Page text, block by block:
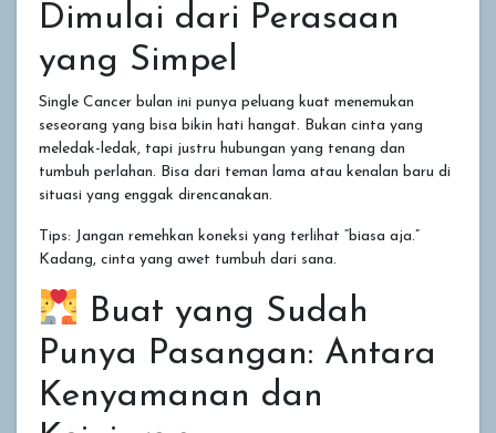
Dimulai dari Perasaan
yang Simpel
Single Cancer bulan ini punya peluang kuat menemukan
seseorang yang bisa bikin hati hangat. Bukan cinta yang
meledak-ledak, tapi justru hubungan yang tenang dan
tumbuh perlahan. Bisa dari teman lama atau kenalan baru di
situasi yang enggak direncanakan.
Tips: Jangan remehkan koneksi yang terlihat “biasa aja.”
Kadang, cinta yang awet tumbuh dari sana.
Buat yang Sudah
Punya Pasangan: Antara
Kenyamanan dan